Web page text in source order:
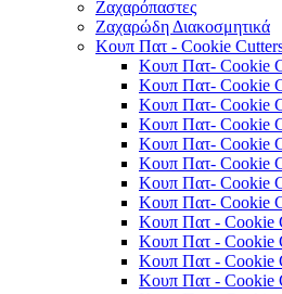
Ζαχαρόπαστες
Ζαχαρώδη Διακοσμητικά
Κουπ Πατ - Cookie
Κουπ Πατ- Cookie
Κουπ Πατ- Cookie
Κουπ Πατ- Cookie
Κουπ Πατ- Cookie
Κουπ Πατ- Cookie
Κουπ Πατ- Cookie
Κουπ Πατ- Cookie
Κουπ Πατ- Cookie
Κουπ Πατ - Cookie
Κουπ Πατ - Cookie
Κουπ Πατ - Cookie
Κουπ Πατ - Cookie